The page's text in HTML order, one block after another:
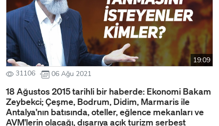
19:09
31106
06 Ağu 2021
18 Ağustos 2015 tarihli bir haberde: Ekonomi Bakam
Zeybekci; Çeşme, Bodrum, Didim, Marmaris ile
Antalya'nın batısında, oteller, eğlence mekanları ve
AVM'lerin olacağı, dışarıya açık turizm serbest